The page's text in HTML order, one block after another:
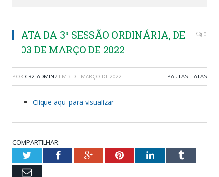
ATA DA 3ª SESSÃO ORDINÁRIA, DE
03 DE MARÇO DE 2022
0
POR CR2-ADMIN7 EM 3 DE MARÇO DE 2022 PAUTAS E ATAS
Clique aqui para visualizar
COMPARTILHAR:
TwitterFacebookGoogle+PinterestLinkedInTumblr
Email